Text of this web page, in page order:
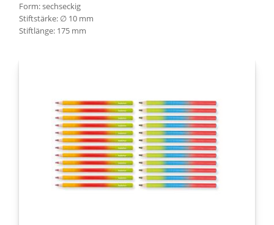
Form: sechseckig
Stiftstärke: ∅ 10 mm
Stiftlänge: 175 mm